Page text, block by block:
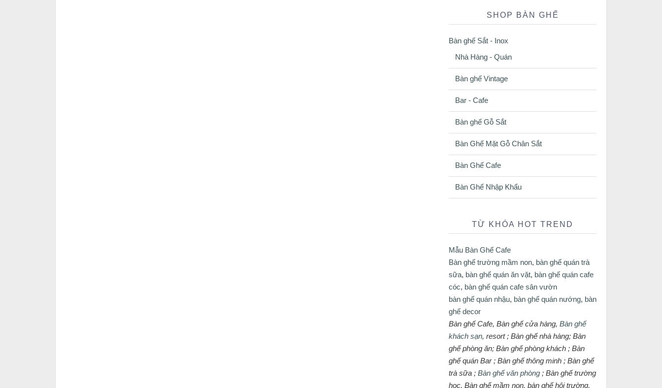
SHOP BÀN GHẾ
Bàn ghế Sắt - Inox
Nhà Hàng - Quán
Bàn ghế Vintage
Bar - Cafe
Bàn ghế Gỗ Sắt
Bàn Ghế Mặt Gỗ Chân Sắt
Bàn Ghế Cafe
Bàn Ghế Nhập Khẩu
TỪ KHÓA HOT TREND
Mẫu Bàn Ghế Cafe
Bàn ghế trường mầm non, bàn ghế quán trà
sữa, bàn ghế quán ăn vặt, bàn ghế quán cafe
cóc, bàn ghế quán cafe sân vườn
bàn ghế quán nhậu, bàn ghế quán nướng, bàn
ghế decor
Bàn ghế Cafe, Bàn ghế cửa hàng, Bàn ghế
khách sạn, resort ; Bàn ghế nhà hàng; Bàn
ghế phòng ăn; Bàn ghế phòng khách ; Bàn
ghế quán Bar ; Bàn ghế thông minh ; Bàn ghế
trà sữa ; Bàn ghế văn phòng ; Bàn ghế trường
học, Bàn ghế mầm non, bàn ghế hội trường,